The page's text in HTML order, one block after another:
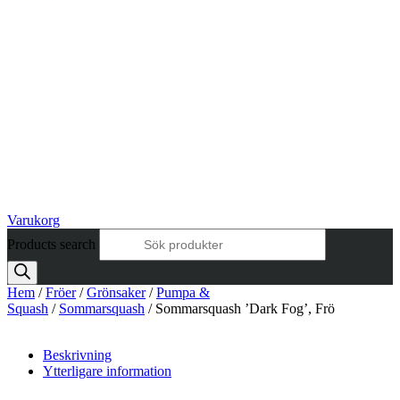
Varukorg
Products search
Hem /Fröer/Grönsaker/Pumpa &
Squash / Sommarsquash / Sommarsquash ’Dark Fog’, Frö
Beskrivning
Ytterligare information